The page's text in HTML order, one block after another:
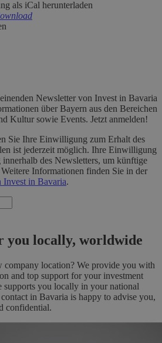
als iCal herunterladen
Newsletter von Invest in Bavaria
über Bayern aus den Bereichen
Kultur sowie Events. Jetzt anmelden!
Sie Ihre Einwilligung zum Erhalt des
ist jederzeit möglich. Ihre Einwilligung
des Newsletters, um künftige
Informationen finden Sie in der
Invest in Bavaria.
you locally, worldwide
location? We provide you with
and top support for your investment
supports you locally in your national
in Bavaria is happy to advise you,
confidential.